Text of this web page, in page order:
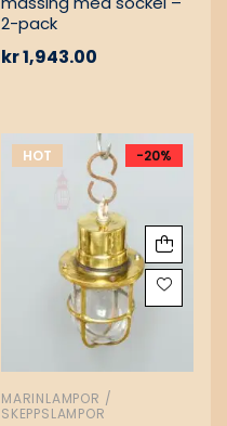
2-pack
kr1,943.00
HOT -20%
MARINLAMPOR /
SKEPPSLAMPOR